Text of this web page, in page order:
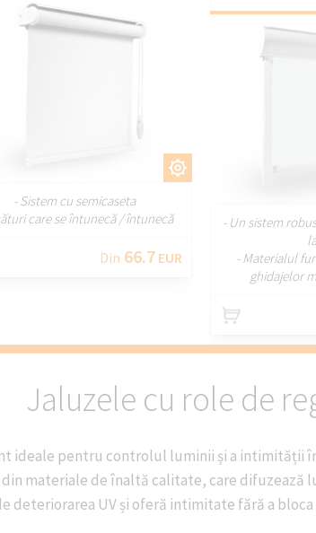
- Sistem cu semicaseta
care se întunecă / întunecă
Din 66.7 EUR
- Un sistem
- Materialul
ghidajelor
Jaluzele cu role de
ideale pentru controlul luminii și a intimității
materiale de înaltă calitate, care difuzează
deteriorarea UV și oferă intimitate fără a